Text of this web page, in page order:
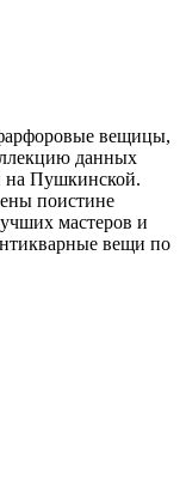
вещицы,
данных
на Пушкинской.
поистине
мастеров и
вещи по